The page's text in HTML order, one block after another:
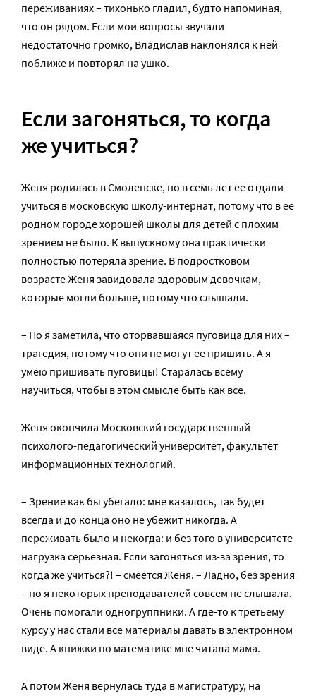
переживаниях – тихонько гладил, будто напоминая,
что он рядом. Если мои вопросы звучали
недостаточно громко, Владислав наклонялся к ней
поближе и повторял на ушко.
Если загоняться, то когда
же учиться?
Женя родилась в Смоленске, но в семь лет ее отдали
учиться в московскую школу-интернат, потому что в ее
родном городе хорошей школы для детей с плохим
зрением не было. К выпускному она практически
полностью потеряла зрение. В подростковом
возрасте Женя завидовала здоровым девочкам,
которые могли больше, потому что слышали.
– Но я заметила, что оторвавшаяся пуговица для них –
трагедия, потому что они не могут ее пришить. А я
умею пришивать пуговицы! Старалась всему
научиться, чтобы в этом смысле быть как все.
Женя окончила Московский государственный
психолого-педагогический университет, факультет
информационных технологий.
– Зрение как бы убегало: мне казалось, так будет
всегда и до конца оно не убежит никогда. А
переживать было и некогда: и без того в университете
нагрузка серьезная. Если загоняться из-за зрения, то
когда же учиться?! – смеется Женя. – Ладно, без зрения
– но я некоторых преподавателей совсем не слышала.
Очень помогали одногруппники. А где-то к третьему
курсу у нас стали все материалы давать в электронном
виде. А книжки по математике мне читала мама.
А потом Женя вернулась туда в магистратуру, на